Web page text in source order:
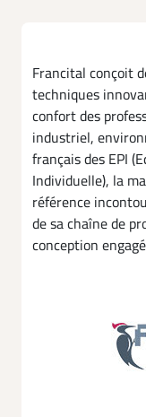
Francital conçoit
techniques
confort des
industriel,
français des EPI
Individuelle), la
référence
de sa chaîne de
conception